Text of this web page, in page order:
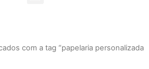
com a tag “papelaria personalizada